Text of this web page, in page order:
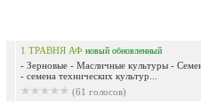
1 ТРАВНЯ АФ новый обновленный
- Зерновые - Масличные культуры -
- семена технических культур...
(61 голосов)